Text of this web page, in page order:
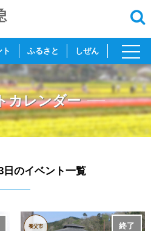
ト ふるさと しぜん
toggle
カレンダー
日のイベント一覧
終了
養父市